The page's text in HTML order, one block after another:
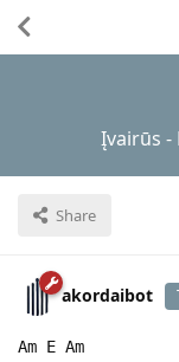
Įvairūs -
Share
akordaibot
Am E Am